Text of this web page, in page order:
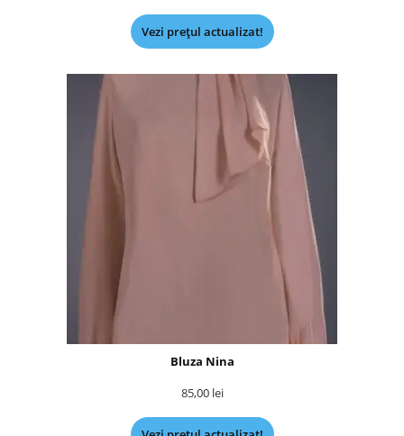
Vezi prețul actualizat!
Bluza Nina
85,00 lei